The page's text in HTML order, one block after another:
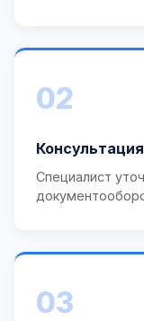
02
Консультация
Специалист
03